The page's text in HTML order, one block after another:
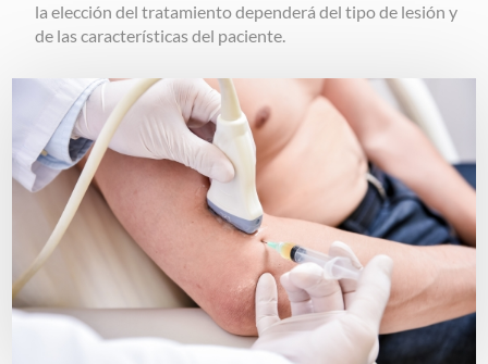
la elección del tratamiento dependerá del tipo de lesión y
de las características del paciente.